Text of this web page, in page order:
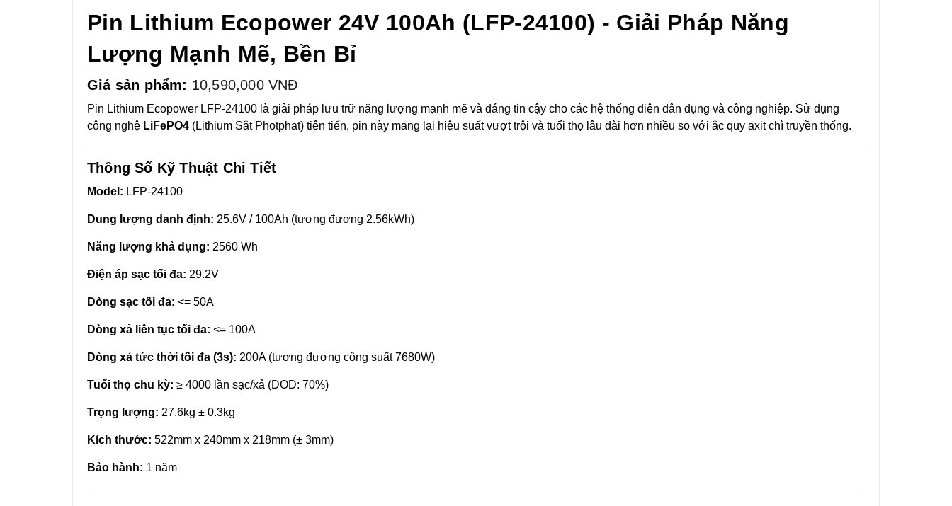
Pin Lithium Ecopower 24V 100Ah (LFP-24100) - Giải Pháp Năng
Lượng Mạnh Mẽ, Bền Bỉ
Giá sản phẩm: 10,590,000 VNĐ
Pin Lithium Ecopower LFP-24100 là giải pháp lưu trữ năng lượng mạnh mẽ và đáng tin cậy cho các hệ thống điện dân dụng và công nghiệp. Sử dụng
công nghệ LiFePO4 (Lithium Sắt Photphat) tiên tiến, pin này mang lại hiệu suất vượt trội và tuổi thọ lâu dài hơn nhiều so với ắc quy axit chì truyền thống.
Thông Số Kỹ Thuật Chi Tiết
Model: LFP-24100
Dung lượng danh định: 25.6V / 100Ah (tương đương 2.56kWh)
Năng lượng khả dụng: 2560 Wh
Điện áp sạc tối đa: 29.2V
Dòng sạc tối đa: <= 50A
Dòng xả liên tục tối đa: <= 100A
Dòng xả tức thời tối đa (3s): 200A (tương đương công suất 7680W)
Tuổi thọ chu kỳ: ≥ 4000 lần sạc/xả (DOD: 70%)
Trọng lượng: 27.6kg ± 0.3kg
Kích thước: 522mm x 240mm x 218mm (± 3mm)
Bảo hành: 1 năm